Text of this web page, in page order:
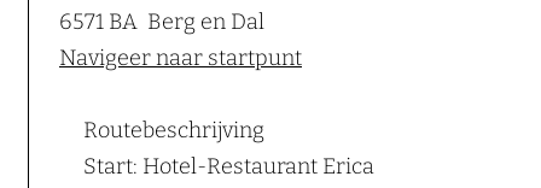
6571 BA Berg en Dal
Navigeer naar startpunt
Routebeschrijving
Start: Hotel-Restaurant Erica